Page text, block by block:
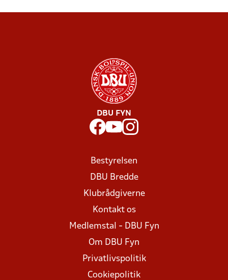
DBU FYN
Bestyrelsen
DBU Bredde
Klubrådgiverne
Kontakt os
Medlemstal - DBU Fyn
Om DBU Fyn
Privatlivspolitik
Cookiepolitik